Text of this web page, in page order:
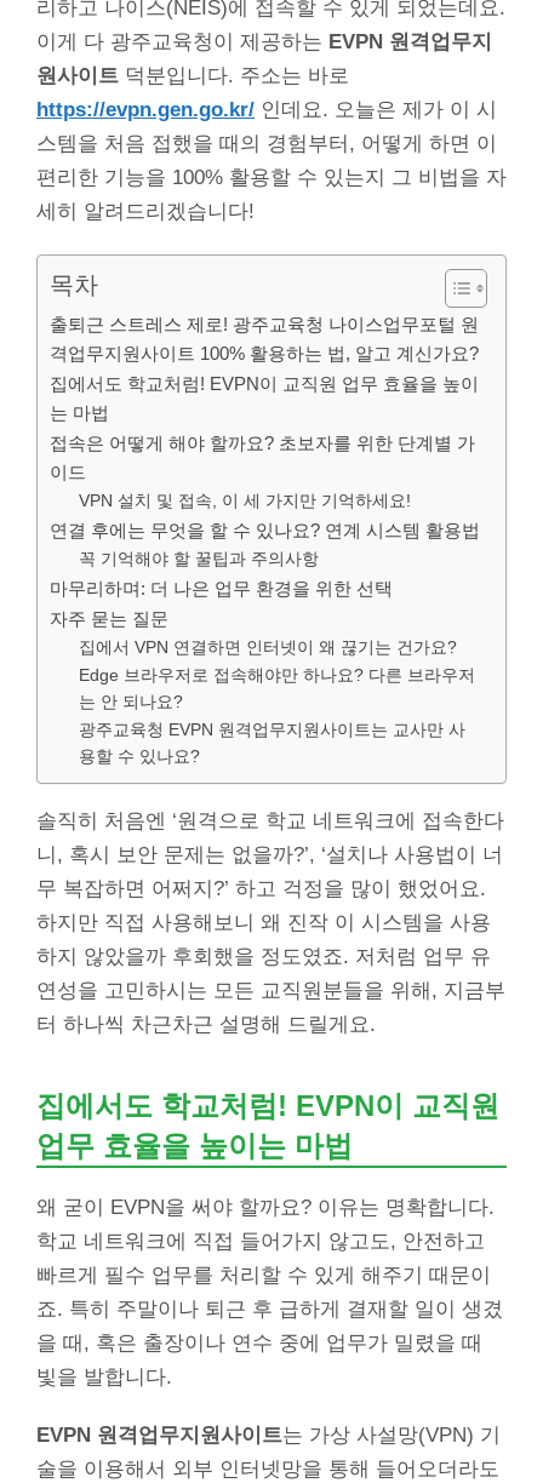
리하고 나이스(NEIS)에 접속할 수 있게 되었는데요.
이게 다 광주교육청이 제공하는 EVPN 원격업무지
원사이트 덕분입니다. 주소는 바로
https://evpn.gen.go.kr/ 인데요. 오늘은 제가 이 시
스템을 처음 접했을 때의 경험부터, 어떻게 하면 이
편리한 기능을 100% 활용할 수 있는지 그 비법을 자
세히 알려드리겠습니다!
목차
출퇴근 스트레스 제로! 광주교육청 나이스업무포털 원
격업무지원사이트 100% 활용하는 법, 알고 계신가요?
집에서도 학교처럼! EVPN이 교직원 업무 효율을 높이
는 마법
접속은 어떻게 해야 할까요? 초보자를 위한 단계별 가
이드
VPN 설치 및 접속, 이 세 가지만 기억하세요!
연결 후에는 무엇을 할 수 있나요? 연계 시스템 활용법
꼭 기억해야 할 꿀팁과 주의사항
마무리하며: 더 나은 업무 환경을 위한 선택
자주 묻는 질문
집에서 VPN 연결하면 인터넷이 왜 끊기는 건가요?
Edge 브라우저로 접속해야만 하나요? 다른 브라우저
는 안 되나요?
광주교육청 EVPN 원격업무지원사이트는 교사만 사
용할 수 있나요?
솔직히 처음엔 ‘원격으로 학교 네트워크에 접속한다
니, 혹시 보안 문제는 없을까?’, ‘설치나 사용법이 너
무 복잡하면 어쩌지?’ 하고 걱정을 많이 했었어요.
하지만 직접 사용해보니 왜 진작 이 시스템을 사용
하지 않았을까 후회했을 정도였죠. 저처럼 업무 유
연성을 고민하시는 모든 교직원분들을 위해, 지금부
터 하나씩 차근차근 설명해 드릴게요.
집에서도 학교처럼! EVPN이 교직원
업무 효율을 높이는 마법
왜 굳이 EVPN을 써야 할까요? 이유는 명확합니다.
학교 네트워크에 직접 들어가지 않고도, 안전하고
빠르게 필수 업무를 처리할 수 있게 해주기 때문이
죠. 특히 주말이나 퇴근 후 급하게 결재할 일이 생겼
을 때, 혹은 출장이나 연수 중에 업무가 밀렸을 때
빛을 발합니다.
EVPN 원격업무지원사이트는 가상 사설망(VPN) 기
술을 이용해서 외부 인터넷망을 통해 들어오더라도